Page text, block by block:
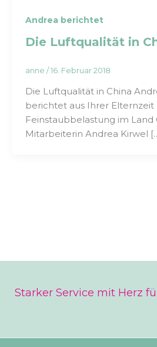
Andrea berichtet
Die Luftqualität in
anne /16. Februar 2018
Die Luftqualität in China
berichtet aus Ihrer Elternzeit
Feinstaubbelastung im Land
Mitarbeiterin Andrea Kirwel
Starker Service mit Herz